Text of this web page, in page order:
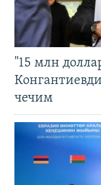
"15 млн
чечим